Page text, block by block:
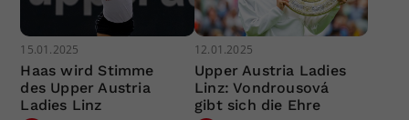
15.01.2025
Haas wird Stimme
des Upper Austria
Ladies Linz
12.01.2025
Upper Austria Ladies
Linz: Vondrousová
gibt sich die Ehre